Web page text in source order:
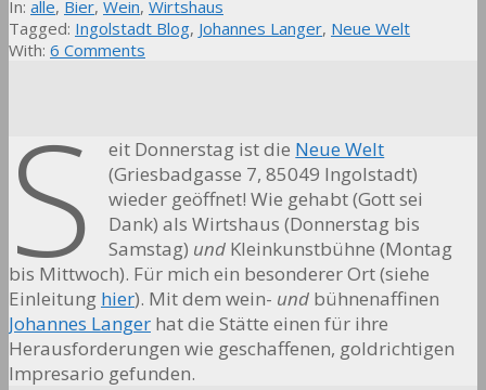
In: alle, Bier, Wein, Wirtshaus
Tagged: Ingolstadt Blog, Johannes Langer, Neue Welt
With: 6 Comments
S eit Donnerstag ist die Neue Welt
(Griesbadgasse 7, 85049 Ingolstadt)
wieder geöffnet! Wie gehabt (Gott sei
Dank) als Wirtshaus (Donnerstag bis
Samstag) und Kleinkunstbühne (Montag
bis Mittwoch). Für mich ein besonderer Ort (siehe
Einleitung hier). Mit dem wein- und bühnenaffinen
Johannes Langer hat die Stätte einen für ihre
Herausforderungen wie geschaffenen, goldrichtigen
Impresario gefunden.